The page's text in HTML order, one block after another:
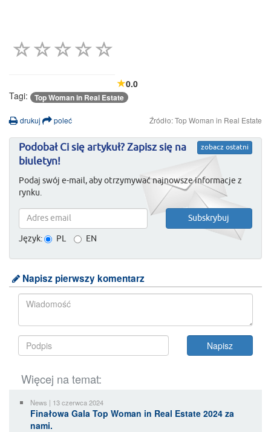
0.0
Tagi:
Top Woman in Real Estate
drukuj poleć Źródło: Top Woman in Real Estate
zobacz ostatni
Podobał Ci się artykuł? Zapisz się na
biuletyn!
Podaj swój e-mail, aby otrzymywać najnowsze informacje z
rynku.
Język: PL EN
Napisz pierwszy komentarz
Więcej na temat:
News | 13 czerwca 2024
Finałowa Gala Top Woman in Real Estate 2024 za
nami.